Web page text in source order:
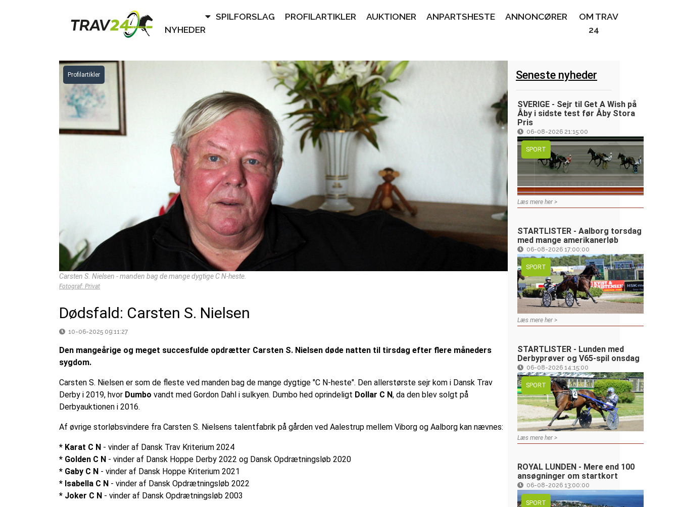
Profilartikler
Carsten S. Nielsen - manden bag de mange dygtige C N-heste.
Fotograf: Privat
Dødsfald: Carsten S. Nielsen
10-06-2025 09:11:27
Den mangeårige og meget succesfulde opdrætter Carsten S. Nielsen døde natten til tirsdag efter flere måneders
sygdom.
Carsten S. Nielsen er som de fleste ved manden bag de mange dygtige "C N-heste". Den allerstørste sejr kom i Dansk Trav
Derby i 2019, hvor Dumbo vandt med Gordon Dahl i sulkyen. Dumbo hed oprindeligt Dollar C N, da den blev solgt på
Derbyauktionen i 2016.
Af øvrige storløbsvindere fra Carsten S. Nielsens talentfabrik på gården ved Aalestrup mellem Viborg og Aalborg kan nævnes:
* Karat C N - vinder af Dansk Trav Kriterium 2024
* Golden C N - vinder af Dansk Hoppe Derby 2022 og Dansk Opdrætningsløb 2020
* Gaby C N - vinder af Dansk Hoppe Kriterium 2021
* Isabella C N - vinder af Dansk Opdrætningsløb 2022
* Joker C N - vinder af Dansk Opdrætningsløb 2003
Seneste nyheder
SVERIGE - Sejr til Get A Wish på
Åby i sidste test før Åby Stora
Pris
06-08-2026 21:15:00
SPORT
Læs mere her >
STARTLISTER - Aalborg torsdag
med mange amerikanerløb
06-08-2026 17:00:00
SPORT
Læs mere her >
STARTLISTER - Lunden med
Derbyprøver og V65-spil onsdag
06-08-2026 14:15:00
SPORT
Læs mere her >
ROYAL LUNDEN - Mere end 100
ansøgninger om startkort
06-08-2026 13:00:00
SPORT
NYHEDER
SPILFORSLAG PROFILARTIKLER AUKTIONER ANPARTSHESTE ANNONCØRER
OM TRAV
24